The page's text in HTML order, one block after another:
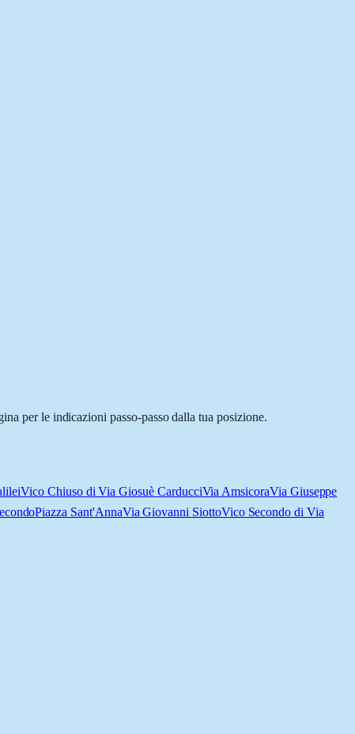
per le indicazioni passo-passo dalla tua posizione.
Vico Chiuso di Via Giosuè CarducciVia AmsicoraVia Giuseppe
Piazza Sant'AnnaVia Giovanni SiottoVico Secondo di Via